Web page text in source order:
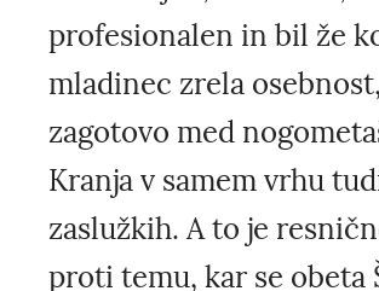
profesionalen in bil že
mladinec zrela
zagotovo med
Kranja v samem vrhu
zaslužkih. A to je
proti temu, kar se obeta